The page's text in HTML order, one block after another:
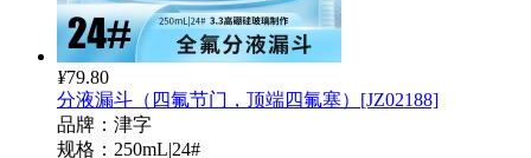
¥79.80
分液漏斗（四氟节门，顶端四氟塞）[JZ02188]
品牌：津字
规格：250mL|24#